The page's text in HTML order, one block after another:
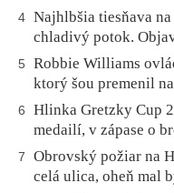
4 Najhlbšia tiesňava
chladivý potok.
5
Robbie Williams
ktorý šou premenil
6
Hlinka Gretzky Cup
medailí, v zápase o
7
Obrovský požiar na
celá ulica, oheň mal